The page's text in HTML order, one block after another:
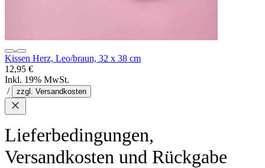
Kissen Herz, Leo/braun, 32 x 38 cm
12,95 €
Inkl. 19% MwSt.
/
zzgl. Versandkosten
Lieferbedingungen,
Versandkosten und Rückgabe